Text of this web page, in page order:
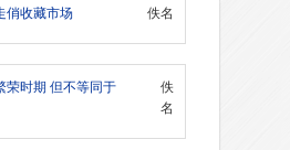
俏收藏市场 佚名
荣时期 但不等同于
佚
名